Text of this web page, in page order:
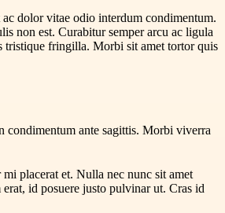
dolor vitae odio interdum condimentum.
non est. Curabitur semper arcu ac ligula
tristique fringilla. Morbi sit amet tortor quis
condimentum ante sagittis. Morbi viverra
placerat et. Nulla nec nunc sit amet
id posuere justo pulvinar ut. Cras id